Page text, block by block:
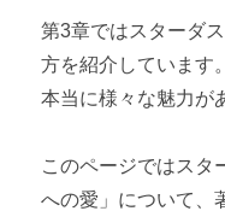
第3章ではスターダ
方を紹介しています
本当に様々な魅力が
このページではスタ
への愛」について、